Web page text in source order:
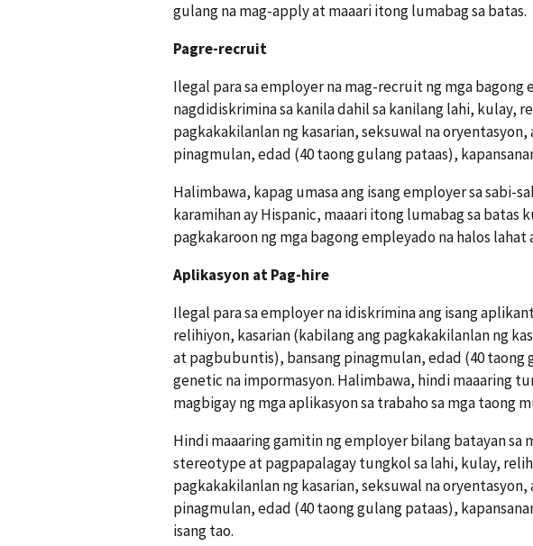
gulang na mag-apply at maaari itong lumabag sa batas.
Pagre-recruit
Ilegal para sa employer na mag-recruit ng mga bagong
nagdidiskrimina sa kanila dahil sa kanilang lahi, kulay,
pagkakakilanlan ng kasarian, seksuwal na
pinagmulan, edad (40 taong gulang pataas),
Halimbawa, kapag umasa ang isang employer sa sabi-
karamihan ay Hispanic, maaari itong lumabag sa batas
pagkakaroon ng mga bagong empleyado na halos lahat
Aplikasyon at Pag-hire
Ilegal para sa employer na idiskrimina ang isang
relihiyon, kasarian (kabilang ang pagkakakilanlan ng
at pagbubuntis), bansang pinagmulan, edad (40 taong
genetic na impormasyon. Halimbawa, hindi maaaring
magbigay ng mga aplikasyon sa trabaho sa mga taong
Hindi maaaring gamitin ng employer bilang batayan sa
stereotype at pagpapalagay tungkol sa lahi, kulay,
pagkakakilanlan ng kasarian, seksuwal na
pinagmulan, edad (40 taong gulang pataas),
isang tao.